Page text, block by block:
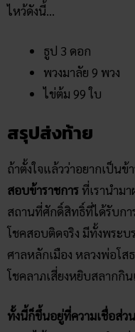
ถ้าตั้งใจแล้วว่าอยากเป็นข้
สอบข้าราชการที่เรานำมา
โชคสอบติดจริง มีทั้งพระบ
โชคลาภเสี่ยงหยิบสลากกิ
ทั้งนี้ก็ขึ้นอยู่ที่ความเชื่อส่
อยากได้งานราชการทำแน่
หนังสืออย่างหนัก และมุ่ง
ว่าการไต่เต้าในช่วงแรกอ